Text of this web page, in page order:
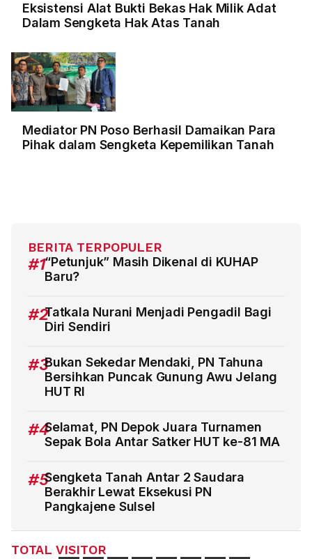
Eksistensi Alat Bukti Bekas Hak Milik Adat
Dalam Sengketa Hak Atas Tanah
Mediator PN Poso Berhasil Damaikan Para
Pihak dalam Sengketa Kepemilikan Tanah
BERITA TERPOPULER
#1“Petunjuk” Masih Dikenal di KUHAP
Baru?
#2Tatkala Nurani Menjadi Pengadil Bagi
Diri Sendiri
#3Bukan Sekedar Mendaki, PN Tahuna
Bersihkan Puncak Gunung Awu Jelang
HUT RI
#4Selamat, PN Depok Juara Turnamen
Sepak Bola Antar Satker HUT ke-81 MA
#5Sengketa Tanah Antar 2 Saudara
Berakhir Lewat Eksekusi PN
Pangkajene Sulsel
TOTAL VISITOR